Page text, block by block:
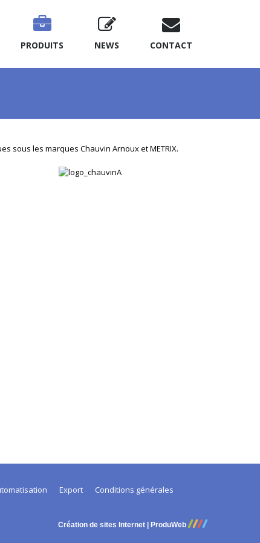
PRODUITS NEWS CONTACT
sous les marques Chauvin Arnoux et METRIX.
Export Conditions générales
Création de sites Internet | ProduWeb